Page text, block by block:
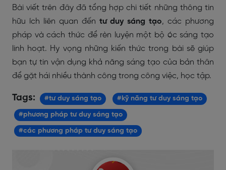
Bài viết trên đây đã tổng hợp chi tiết những thông tin
hữu ích liên quan đến tư duy sáng tạo, các phương
pháp và cách thức để rèn luyện một bộ óc sáng tạo
linh hoạt. Hy vọng những kiến thức trong bài sẽ giúp
bạn tự tin vận dụng khả năng sáng tạo của bản thân
để gặt hái nhiều thành công trong công việc, học tập.
Tags: #tư duy sáng tạo #kỹ năng tư duy sáng tạo
#phương pháp tư duy sáng tạo
#các phương pháp tư duy sáng tạo